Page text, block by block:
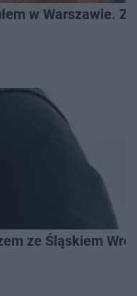
w Warszawie.
ze Śląskiem